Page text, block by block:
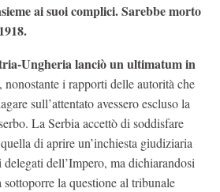
ai suoi complici. Sarebbe morto
Ungheria lanciò un ultimatum in
, nonostante i rapporti delle autorità che
sull’attentato avessero escluso la
La Serbia accettò di soddisfare
di aprire un’inchiesta giudiziaria
dell’Impero, ma dichiarandosi
la questione al tribunale